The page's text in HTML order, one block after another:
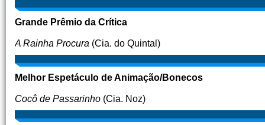
Grande Prêmio da Crítica
A Rainha Procura (Cia. do Quintal)
Melhor Espetáculo de Animação/Bonecos
Cocô de Passarinho (Cia. Noz)